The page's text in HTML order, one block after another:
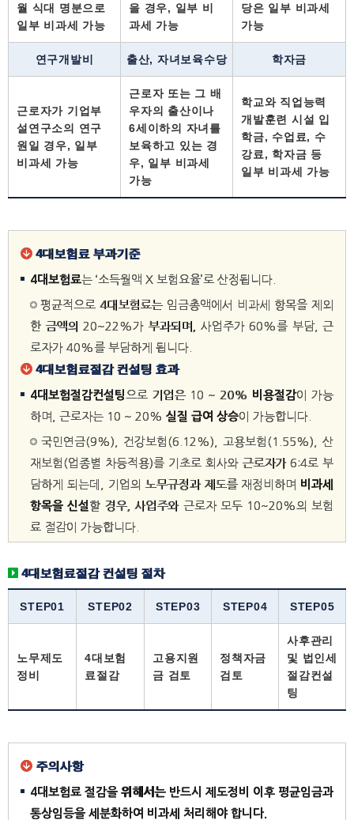
월 식대 명분으로
일부 비과세 가능
을 경우, 일부 비
과세 가능
당은 일부 비과세
가능
연구개발비 출산, 자녀보육수당 학자금
근로자가 기업부
설연구소의 연구
원일 경우, 일부
비과세 가능
근로자 또는 그 배
우자의 출산이나
6세이하의 자녀를
보육하고 있는 경
우, 일부 비과세
가능
학교와 직업능력
개발훈련 시설 입
학금, 수업료, 수
강료, 학자금 등
일부 비과세 가능
4대보험료 부과기준
4대보험료는 ‘소득월액 X 보험요율’로 산정됩니다.
평균적으로 4대보험료는 임금총액에서 비과세 항목을 제외
한 금액의 20~22%가 부과되며, 사업주가 60%를 부담, 근
로자가 40%를 부담하게 됩니다.
4대보험료절감 컨설팅 효과
4대보험절감컨설팅 으로 기업은 10 ~ 20% 비용절감이 가능
하며, 근로자는 10 ~ 20% 실질 급여 상승이 가능합니다.
국민연금(9%), 건강보험(6.12%), 고용보험(1.55%), 산
재보험(업종별 차등적용)를 기초로 회사와 근로자가 6:4로 부
담하게 되는데, 기업의 노무규정과 제도를 재정비하며 비과세
항목을 신설 할 경우, 사업주와 근로자 모두 10~20%의 보험
료 절감이 가능합니다.
4대보험료절감 컨설팅 절차
STEP01 STEP02 STEP03 STEP04 STEP05
노무제도
정비
4대보험
료절감
고용지원
금 검토
정책자금
검토
사후관리
및 법인세
절감컨설
팅
주의사항
4대보험료 절감을 위해서는 반드시 제도정비 이후 평균임금과
통상임등을 세분화하여 비과세 처리해야 합니다.